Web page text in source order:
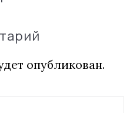
опубликован.